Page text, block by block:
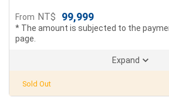
From NT$ 99,999
* The amount is subjected to the
page.
Expand
Sold Out